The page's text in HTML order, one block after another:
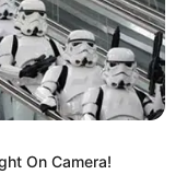
On Camera!